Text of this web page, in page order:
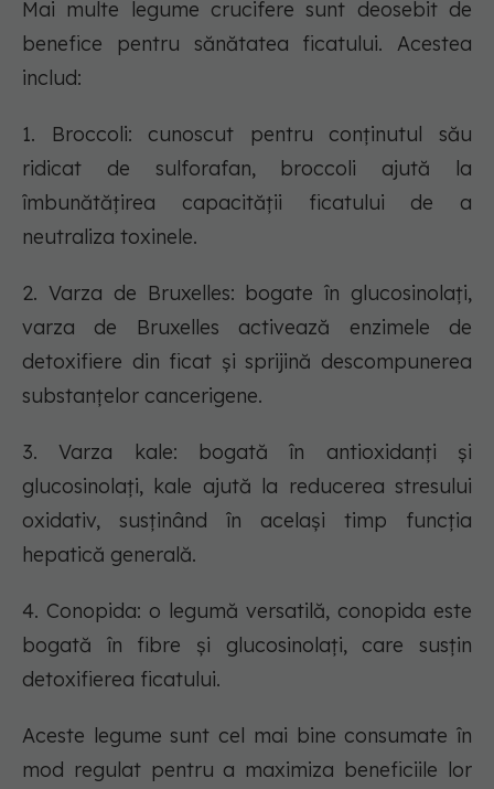
Mai multe legume crucifere sunt deosebit de
benefice pentru sănătatea ficatului. Acestea
includ:
1. Broccoli: cunoscut pentru conținutul său
ridicat de sulforafan, broccoli ajută la
îmbunătățirea capacității ficatului de a
neutraliza toxinele.
2. Varza de Bruxelles: bogate în glucosinolați,
varza de Bruxelles activează enzimele de
detoxifiere din ficat și sprijină descompunerea
substanțelor cancerigene.
3. Varza kale: bogată în antioxidanți și
glucosinolați, kale ajută la reducerea stresului
oxidativ, susținând în același timp funcția
hepatică generală.
4. Conopida: o legumă versatilă, conopida este
bogată în fibre și glucosinolați, care susțin
detoxifierea ficatului.
Aceste legume sunt cel mai bine consumate în
mod regulat pentru a maximiza beneficiile lor